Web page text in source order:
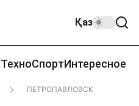
Қаз
ТехноСпортИнтересное
ПЕТРОПАВЛОВСК